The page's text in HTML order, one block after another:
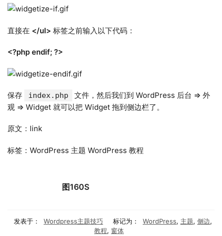
直接在 </ul> 标签之前输入以下代码：
<?php endif; ?>
保存 index.php
文件，然后我们到 WordPress 后台 => 外
观 => Widget 就可以把 Widget 拖到侧边栏了。
原文：link
标签：WordPress 主题 WordPress 教程
图160S
发表于： Wordpress主题技巧 标记为： WordPress, 主题, 侧边,
教程, 窗体